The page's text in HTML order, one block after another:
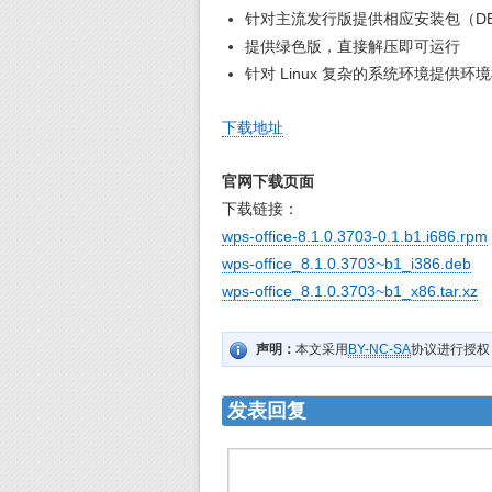
针对主流发行版提供相应安装包（
提供绿色版，直接解压即可运行
针对 Linux 复杂的系统环境提供环
下载地址
官网下载页面
下载链接：
wps-office-8.1.0.3703-0.1.b1.i686.rpm
wps-office_8.1.0.3703~b1_i386.deb
wps-office_8.1.0.3703~b1_x86.tar.xz
声明： 本文采用 BY-NC-SA协议进行授
发表回复